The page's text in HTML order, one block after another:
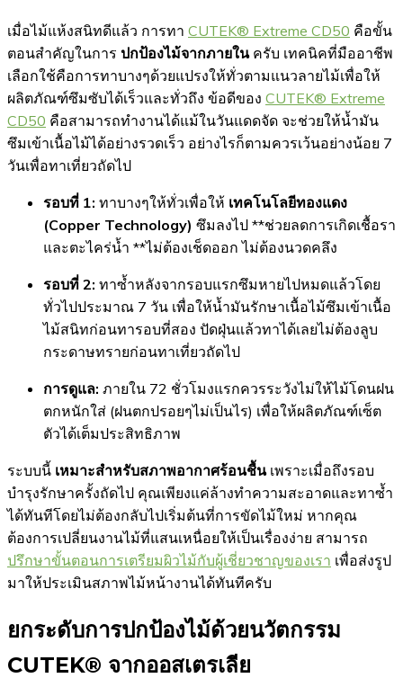
เมื่อไม้แห้งสนิทดีแล้ว การทา CUTEK® Extreme CD50 คือขั้น
ตอนสำคัญในการ ปกป้องไม้จากภายในครับ เทคนิคที่มืออาชีพ
เลือกใช้คือการทาบางๆด้วยแปรงให้ทั่วตามแนวลายไม้เพื่อให้
ผลิตภัณฑ์ซึมซับได้เร็วและทั่วถึง ข้อดีของ CUTEK® Extreme
CD50 คือสามารถทำงานได้แม้ในวันแดดจัด จะช่วยให้น้ำมัน
ซึมเข้าเนื้อไม้ได้อย่างรวดเร็ว อย่างไรก็ตามควรเว้นอย่างน้อย 7
วันเพื่อทาเที่ยวถัดไป
รอบที่ 1: ทาบางๆให้ทั่วเพื่อให้ เทคโนโลยีทองแดง
(Copper Technology) ซึมลงไป **ช่วยลดการเกิดเชื้อรา
และตะไคร่น้ำ **ไม่ต้องเช็ดออก ไม่ต้องนวดคลึง
รอบที่ 2: ทาซ้ำหลังจากรอบแรกซึมหายไปหมดแล้วโดย
ทั่วไปประมาณ 7 วัน เพื่อให้น้ำมันรักษาเนื้อไม้ซึมเข้าเนื้อ
ไม้สนิทก่อนทารอบที่สอง ปัดฝุ่นแล้วทาได้เลยไม่ต้องลูบ
กระดาษทรายก่อนทาเที่ยวถัดไป
การดูแล: ภายใน 72 ชั่วโมงแรกควรระวังไม่ให้ไม้โดนฝน
ตกหนักใส่ (ฝนตกปรอยๆไม่เป็นไร) เพื่อให้ผลิตภัณฑ์เซ็ต
ตัวได้เต็มประสิทธิภาพ
ระบบนี้ เหมาะสำหรับสภาพอากาศร้อนชื้นเพราะเมื่อถึงรอบ
บำรุงรักษาครั้งถัดไป คุณเพียงแค่ล้างทำความสะอาดและทาซ้ำ
ได้ทันทีโดยไม่ต้องกลับไปเริ่มต้นที่การขัดไม้ใหม่ หากคุณ
ต้องการเปลี่ยนงานไม้ที่แสนเหนื่อยให้เป็นเรื่องง่าย สามารถ
ปรึกษาขั้นตอนการเตรียมผิวไม้กับผู้เชี่ยวชาญของเรา เพื่อส่งรูป
มาให้ประเมินสภาพไม้หน้างานได้ทันทีครับ
ยกระดับการปกป้องไม้ด้วยนวัตกรรม
CUTEK® จากออสเตรเลีย